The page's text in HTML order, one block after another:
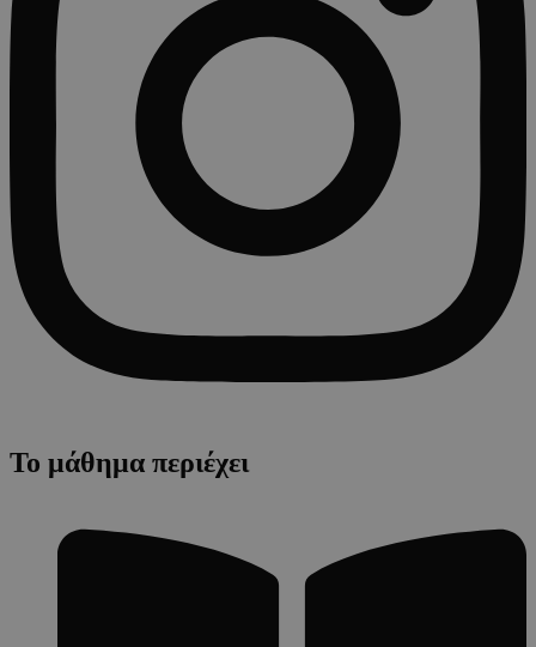
Το μάθημα περιέχει